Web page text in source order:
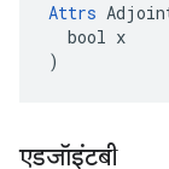
Attrs
  bool x
)
एडजॉइंटबी